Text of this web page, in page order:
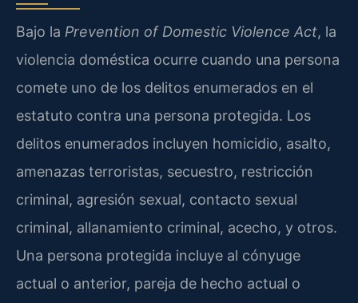
Bajo la Prevention of Domestic Violence Act, la
violencia doméstica ocurre cuando una persona
comete uno de los delitos enumerados en el
estatuto contra una persona protegida. Los
delitos enumerados incluyen homicidio, asalto,
amenazas terroristas, secuestro, restricción
criminal, agresión sexual, contacto sexual
criminal, allanamiento criminal, acecho, y otros.
Una persona protegida incluye al cónyuge
actual o anterior, pareja de hecho actual o